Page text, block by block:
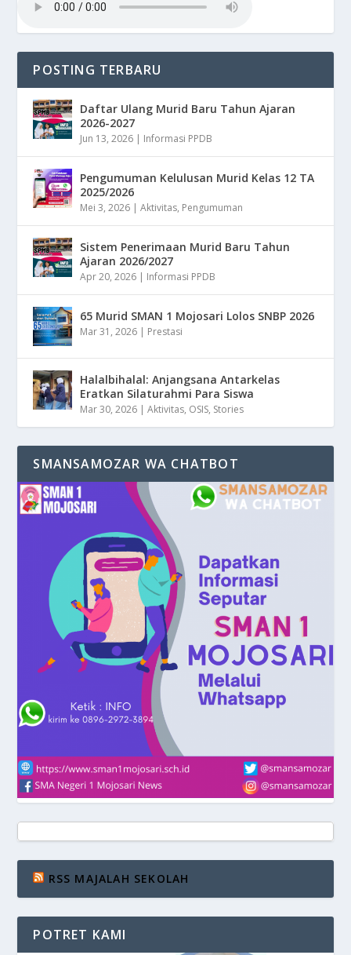
POSTING TERBARU
Daftar Ulang Murid Baru Tahun Ajaran
2026-2027
Jun 13, 2026 | Informasi PPDB
Pengumuman Kelulusan Murid Kelas 12 TA
2025/2026
Mei 3, 2026 |Aktivitas, Pengumuman
Sistem Penerimaan Murid Baru Tahun
Ajaran 2026/2027
Apr 20, 2026 | Informasi PPDB
65 Murid SMAN 1 Mojosari Lolos SNBP 2026
Mar 31, 2026 | Prestasi
Halalbihalal: Anjangsana Antarkelas
Eratkan Silaturahmi Para Siswa
Mar 30, 2026 |Aktivitas, OSIS, Stories
SMANSAMOZAR WA CHATBOT
RSS MAJALAH SEKOLAH
POTRET KAMI